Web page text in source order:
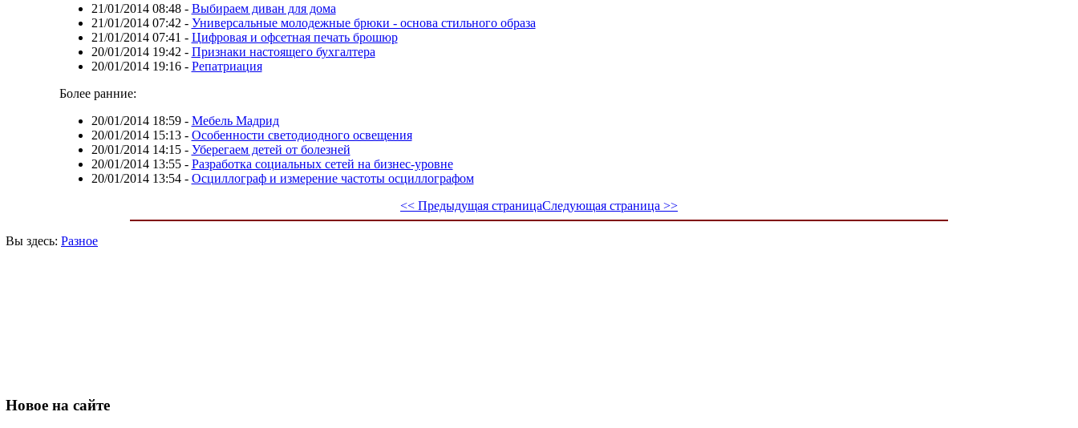
21/01/2014 08:48- Выбираем диван для дома
21/01/2014 07:42 - Универсальные молодежные брюки - основа стильного образа
21/01/2014 07:41 - Цифровая и офсетная печать брошюр
20/01/2014 19:42 - Признаки настоящего бухгалтера
20/01/2014 19:16- Репатриация
Более ранние:
20/01/2014 18:59- Мебель Мадрид
20/01/2014 15:13- Особенности светодиодного освещения
20/01/2014 14:15- Уберегаем детей от болезней
20/01/2014 13:55- Разработка социальных сетей на бизнес-уровне
20/01/2014 13:54- Осциллограф и измерение частоты осциллографом
<< Предыдущая страницаСледующая страница >>
Вы здесь: Разное
Новое на сайте